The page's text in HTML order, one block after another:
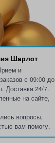
Шарлот
и
с 09:00 до
Доставка 24/7.
на сайте,
вопросы,
вам помогу.